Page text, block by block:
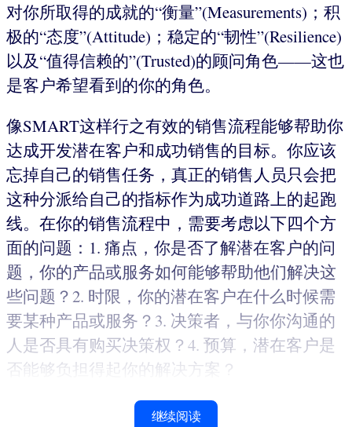
对你所取得的成就的“衡量”(Measurements)；积
极的“态度”(Attitude)；稳定的“韧性”(Resilience)
以及“值得信赖的”(Trusted)的顾问角色——这也
是客户希望看到的你的角色。
像SMART这样行之有效的销售流程能够帮助你
达成开发潜在客户和成功销售的目标。你应该
忘掉自己的销售任务，真正的销售人员只会把
这种分派给自己的指标作为成功道路上的起跑
线。在你的销售流程中，需要考虑以下四个方
面的问题：1. 痛点，你是否了解潜在客户的问
题，你的产品或服务如何能够帮助他们解决这
些问题？2. 时限，你的潜在客户在什么时候需
要某种产品或服务？3. 决策者，与你你沟通的
人是否具有购买决策权？4. 预算，潜在客户是
否能够负担得起你的解决方案？
继续阅读